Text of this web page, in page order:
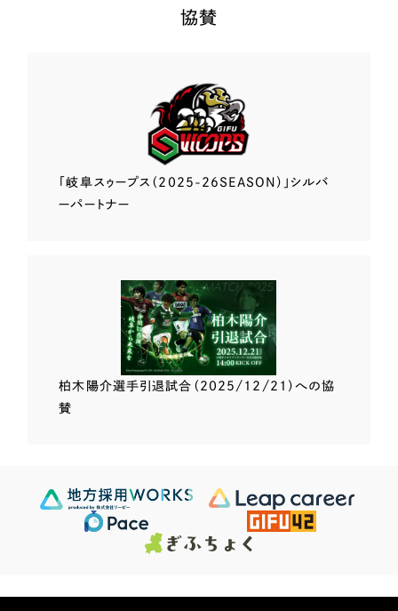
624 この条件で検索する
協賛
「岐阜スゥープス （2025-26SEASON）」 シルバ
ーパートナー
柏木陽介選手引退試合（2025/12/21）への協
賛